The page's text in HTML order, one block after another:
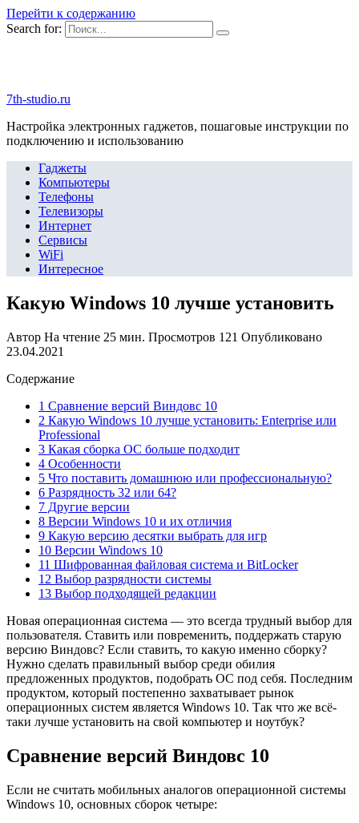
Перейти к содержанию
Search for:
7th-studio.ru
Настройка электронных гаджетов, пошаговые инструкции по
подключению и использованию
Гаджеты
Компьютеры
Телефоны
Телевизоры
Интернет
Сервисы
WiFi
Интересное
Какую Windows 10 лучше установить
Автор На чтение 25 мин. Просмотров 121 Опубликовано
23.04.2021
Содержание
1 Сравнение версий Виндовс 10
2 Какую Windows 10 лучше установить: Enterprise или
Professional
3 Какая сборка ОС больше подходит
4 Особенности
5 Что поставить домашнюю или профессиональную?
6 Разрядность 32 или 64?
7 Другие версии
8 Версии Windows 10 и их отличия
9 Какую версию десятки выбрать для игр
10 Версии Windows 10
11 Шифрованная файловая система и BitLocker
12 Выбор разрядности системы
13 Выбор подходящей редакции
Новая операционная система — это всегда трудный выбор для
пользователя. Ставить или повременить, поддержать старую
версию Виндовс? Если ставить, то какую именно сборку?
Нужно сделать правильный выбор среди обилия
предложенных продуктов, подобрать ОС под себя. Последним
продуктом, который постепенно захватывает рынок
операционных систем является Windows 10. Так что же всё-
таки лучше установить на свой компьютер и ноутбук?
Сравнение версий Виндовс 10
Если не считать мобильных аналогов операционной системы
Windows 10, основных сборок четыре: